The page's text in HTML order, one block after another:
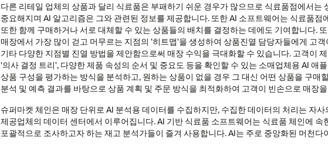
다른 리테일 업체의 상품과 달리 식료품은 부패하기 쉬운 경우가 많으므로 식료품점에서는
중요해지며 AI 알고리즘은 그와 관련된 정보를 제공합니다. 또한 AI 소프트웨어는 식료품점
또한 함께 구매하거나 서로 대체할 수 있는 상품들의 배치를 결정하는 데에도 기여합니다.
매장에서 가장 많이 걷고 머무르는 지점의 '히트맵'을 생성하여 상품진열 담당자들에게 고
기타 다양한 지점별 진열 방법을 제안함으로써 매장 수익을 극대화할 수 있습니다. 고객이
'의사 결정 트리', 다양한 제품 속성의 순서 및 중요도 등을 확인할 수 있는 소매업체용 AI 애
상품 구성을 평가하는 방식을 분석하고, 원하는 상품이 없을 경우 그 대신 어떤 상품을 구매
분석 및 예측 결과를 바탕으로 상품 계획 및 주문 방식을 최적화하여 고객이 빈손으로 매장
슈퍼마켓 체인은 매장 단위로 AI 분석용 데이터를 수집하지만, 수집한 데이터의 처리는 자
제공업체의 데이터 센터에서 이루어집니다. AI 기반 식료품 소프트웨어는 식료품 체인에 속
포괄적으로 조사하고자 하는 재고 분석가들이 즐겨 사용합니다. AI는 주로 중앙화된 머천